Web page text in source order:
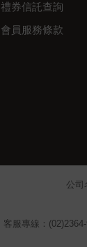
禮券信託查詢
會員服務條款
公司
客服專線：